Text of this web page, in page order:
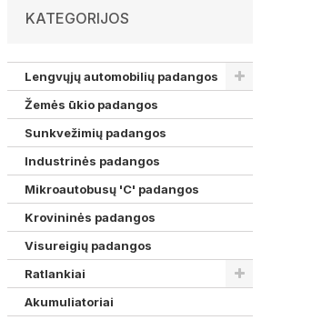
KATEGORIJOS
Lengvųjų automobilių padangos
Žemės ūkio padangos
Sunkvežimių padangos
Industrinės padangos
Mikroautobusų 'C' padangos
Krovininės padangos
Visureigių padangos
Ratlankiai
Akumuliatoriai